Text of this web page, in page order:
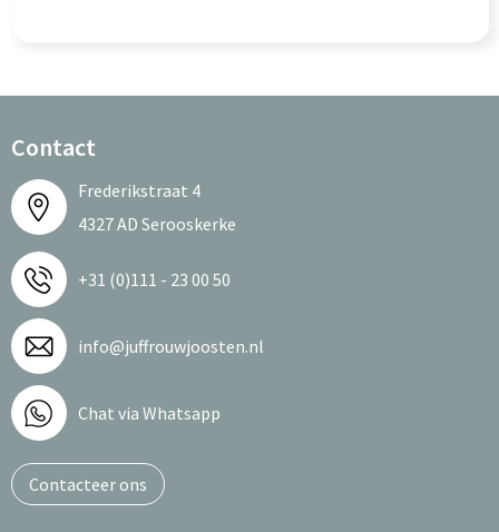
Contact
Frederikstraat 4
4327 AD Serooskerke
+31 (0)111 - 23 00 50
info@juffrouwjoosten.nl
Chat via Whatsapp
Contacteer ons